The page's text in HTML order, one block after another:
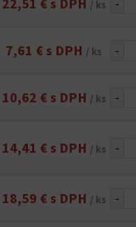
/ ks
7,61 € s DPH / ks -
10,62 € s DPH / ks -
14,41 € s DPH / ks -
18,59 € s DPH / ks -